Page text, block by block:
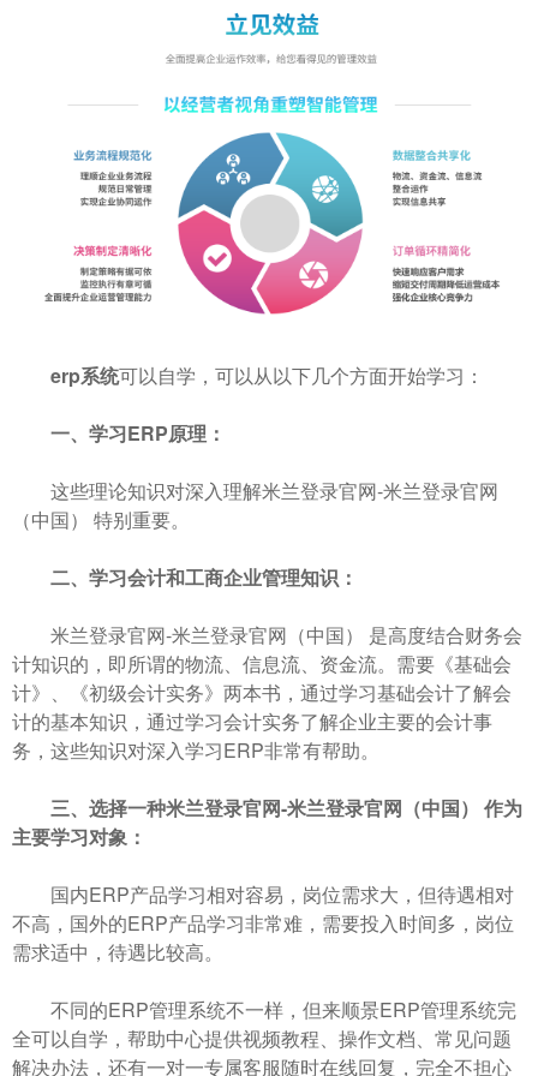
erp系统可以自学，可以从以下几个方面开始学习：
一、学习ERP原理：
这些理论知识对深入理解米兰登录官网-米兰登录官网
（中国） 特别重要。
二、学习会计和工商企业管理知识：
米兰登录官网-米兰登录官网（中国） 是高度结合财务会
计知识的，即所谓的物流、信息流、资金流。需要《基础会
计》、《初级会计实务》两本书，通过学习基础会计了解会
计的基本知识，通过学习会计实务了解企业主要的会计事
务，这些知识对深入学习ERP非常有帮助。
三、选择一种米兰登录官网-米兰登录官网（中国） 作为
主要学习对象：
国内ERP产品学习相对容易，岗位需求大，但待遇相对
不高，国外的ERP产品学习非常难，需要投入时间多，岗位
需求适中，待遇比较高。
不同的ERP管理系统不一样，但来顺景ERP管理系统完
全可以自学，帮助中心提供视频教程、操作文档、常见问题
解决办法，还有一对一专属客服随时在线回复，完全不担心